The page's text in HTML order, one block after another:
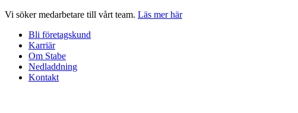
Hoppa
innehåll
Vi söker medarbetare till vårt team. Läs mer här
Bli företagskund
Karriär
Om Stabe
Nedladdning
Kontakt